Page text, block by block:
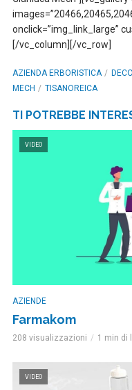
onclick=”img_link_large”
[/vc_column][/vc_row]
AZIENDA ERBORISTICA
MECH
TISANOREICA
TI POTREBBE
VIDEO
AZIENDE
Farmakom
208 visualizzazioni 1 min di
VIDEO